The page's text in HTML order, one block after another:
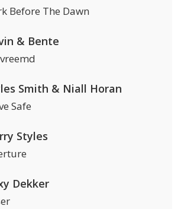
Before The Dawn
& Bente
Smith & Niall Horan
Safe
Styles
Dekker